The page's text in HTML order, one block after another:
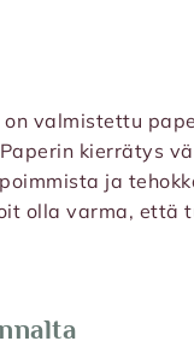
valmistettu
kierrätys
ja
olla varma, että